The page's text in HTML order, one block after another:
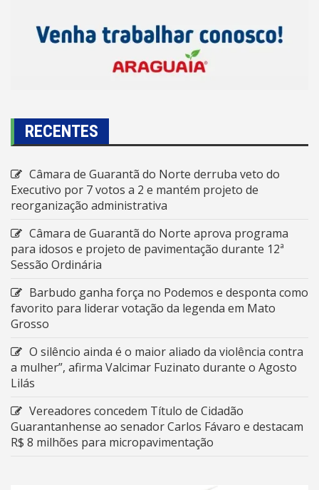
RECENTES
Câmara de Guarantã do Norte derruba veto do
Executivo por 7 votos a 2 e mantém projeto de
reorganização administrativa
Câmara de Guarantã do Norte aprova programa
para idosos e projeto de pavimentação durante 12ª
Sessão Ordinária
Barbudo ganha força no Podemos e desponta como
favorito para liderar votação da legenda em Mato
Grosso
O silêncio ainda é o maior aliado da violência contra
a mulher”, afirma Valcimar Fuzinato durante o Agosto
Lilás
Vereadores concedem Título de Cidadão
Guarantanhense ao senador Carlos Fávaro e destacam
R$ 8 milhões para micropavimentação